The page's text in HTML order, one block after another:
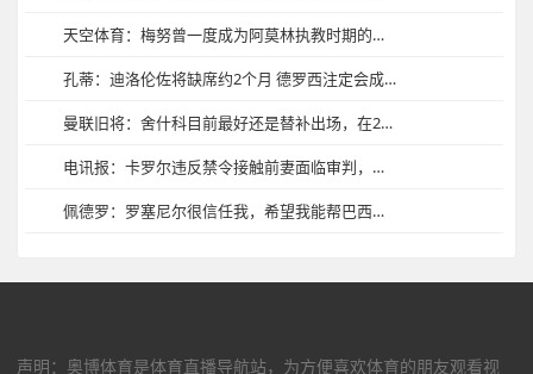
天空体育：梅努曾一度成为阿莫林执教时期的笑柄，事实证明他错了
孔蒂：迪洛伦佐将缺席约2个月 德罗西注定会成为伟大的教练
曼联旧将：舍什科目前最好还是替补出场，在20到30分钟里全力以赴
电讯报：卡罗尔违反禁令接触前妻面临审判，他拄拐去法院拒绝认罪
佩德罗：罗塞尼尔很信任我，希望我能帮巴西夺得世界杯冠军
声明：奥博体育是体育直播导航站，为方便喜欢体育的朋友观看视